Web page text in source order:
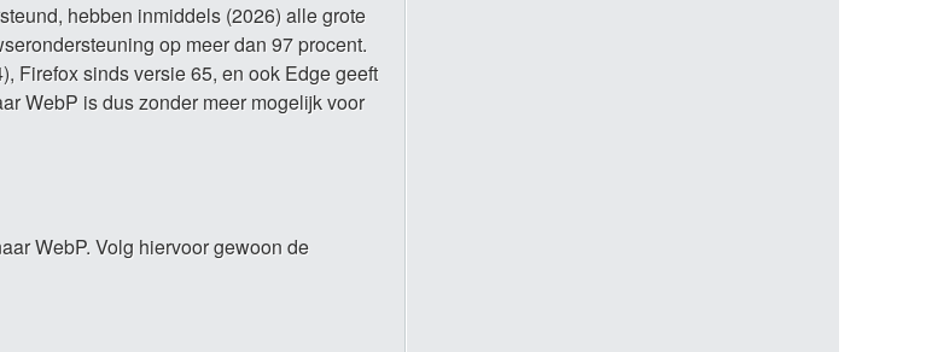
hebben inmiddels (2026) alle grote
op meer dan 97 procent.
Firefox sinds versie 65, en ook Edge geeft
WebP is dus zonder meer mogelijk voor
WebP. Volg hiervoor gewoon de